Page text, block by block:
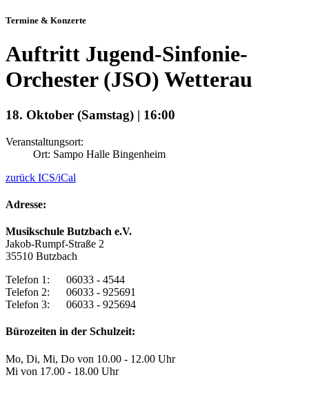
Termine & Konzerte
Auftritt Jugend-Sinfonie-
Orchester (JSO) Wetterau
18. Oktober (Samstag) | 16:00
Veranstaltungsort:
Ort: Sampo Halle Bingenheim
zurück ICS/iCal
Adresse:
Musikschule Butzbach e.V.
Jakob-Rumpf-Straße 2
35510 Butzbach
Telefon 1: 06033 - 4544
Telefon 2: 06033 - 925691
Telefon 3: 06033 - 925694
Bürozeiten in der Schulzeit:
Mo, Di, Mi, Do von 10.00 - 12.00 Uhr
Mi von 17.00 - 18.00 Uhr